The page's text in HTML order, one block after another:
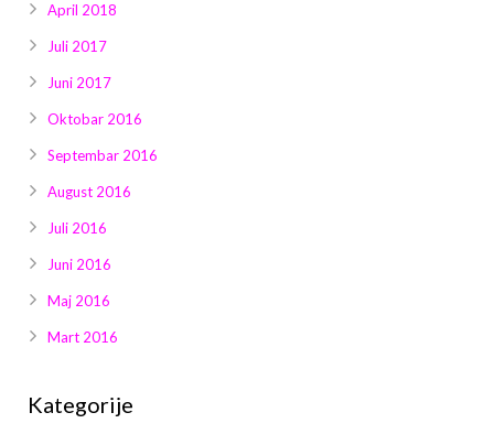
April 2018
Juli 2017
Juni 2017
Oktobar 2016
Septembar 2016
August 2016
Juli 2016
Juni 2016
Maj 2016
Mart 2016
Kategorije